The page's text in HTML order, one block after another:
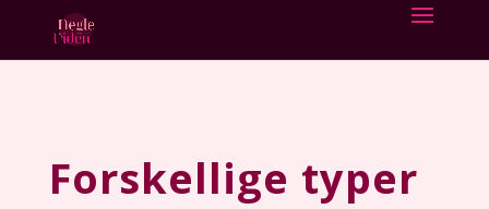
Forskellige typer